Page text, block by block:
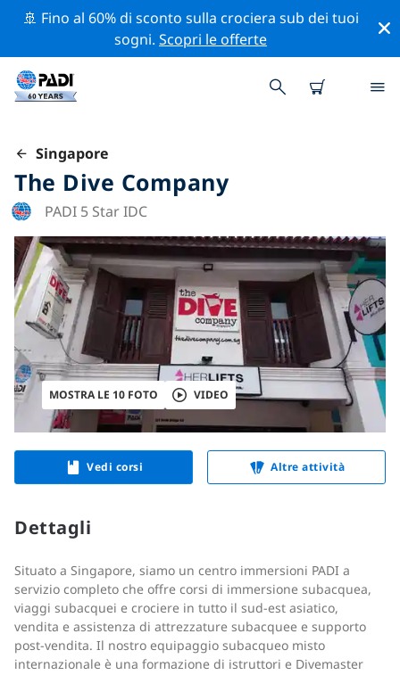
🚢 Fino al 60% di sconto sulla crociera sub dei tuoi
sogni.Scopri le offerte
Singapore
The Dive Company
PADI 5 Star IDC
MOSTRA LE 10 FOTO VIDEO
Vedi corsi Altre attività
Dettagli
Situato a Singapore, siamo un centro immersioni PADI a
servizio completo che offre corsi di immersione subacquea,
viaggi subacquei e crociere in tutto il sud-est asiatico,
vendita e assistenza di attrezzature subacquee e supporto
post-vendita. Il nostro equipaggio subacqueo misto
internazionale è una formazione di istruttori e Divemaster